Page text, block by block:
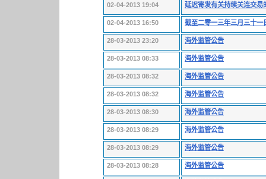
02-04-2013 19:04 延迟寄发有关持续关连交易
02-04-2013 16:50 截至二零一三年三月三十一
28-03-2013 23:20 海外监管公告
28-03-2013 08:33 海外监管公告
28-03-2013 08:32 海外监管公告
28-03-2013 08:32 海外监管公告
28-03-2013 08:30 海外监管公告
28-03-2013 08:29 海外监管公告
28-03-2013 08:29 海外监管公告
28-03-2013 08:28 海外监管公告